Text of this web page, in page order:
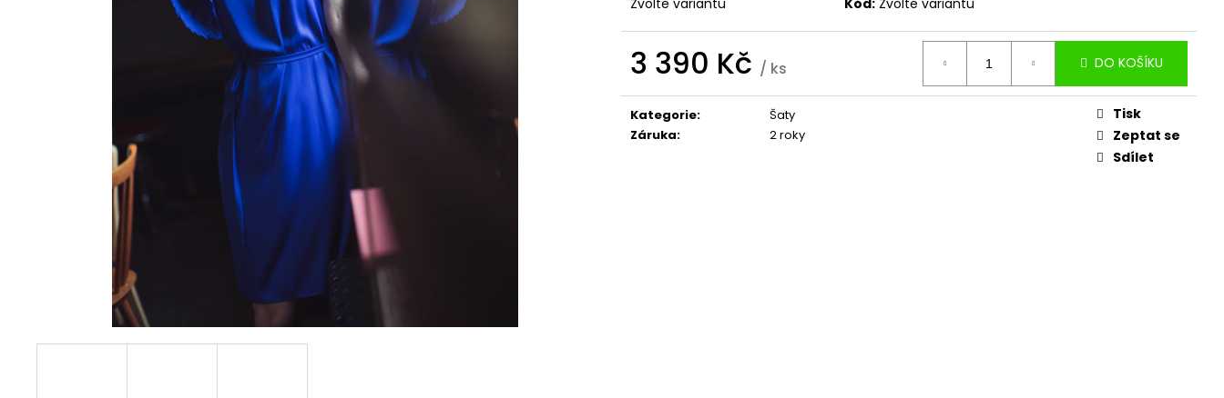
3 390 Kč / ks
cena:
DO KOŠÍKU
Kategorie:
Šaty
Záruka: 2 roky
Tisk
Zeptat se
Sdílet
3 900 Kč
2 990 Kč